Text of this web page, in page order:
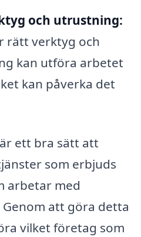
och utrustning:
rätt verktyg och
kan utföra arbetet
kan påverka det
ett bra sätt att
som erbjuds
arbetar med
Genom att göra detta
vilket företag som